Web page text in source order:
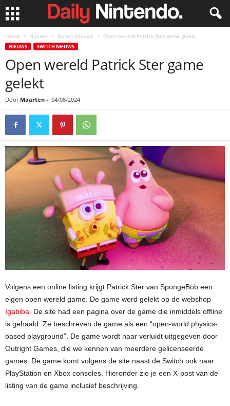
Home Nieuws Switch Nieuws Open wereld Patrick Ster game gelekt
NIEUWS SWITCH NIEUWS
Open wereld Patrick Ster game
gelekt
Door Maarten - 04/08/2024
Volgens een online listing krijgt Patrick Ster van SpongeBob een
eigen open wereld game. De game werd gelekt op de webshop
Igabiba . De site had een pagina over de game die inmiddels offline
is gehaald. Ze beschreven de game als een “open-world physics-
based playground”. De game wordt naar verluidt uitgegeven door
Outright Games, die we kennen van meerdere gelicenseerde
games. De game komt volgens de site naast de Switch ook naar
PlayStation en Xbox consoles. Hieronder zie je een X-post van de
listing van de game inclusief beschrijving.